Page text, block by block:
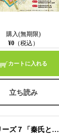
購入(無期限)
¥0（税込）
カートに入れる
立ち読み
シリーズ７「秦氏と渡来人」